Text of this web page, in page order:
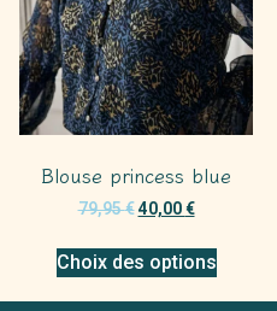
Blouse princess blue
79,95€ 40,00€
Choix des options